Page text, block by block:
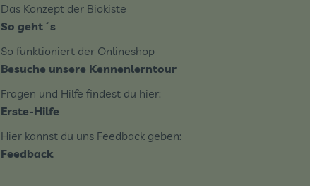
Das Konzept der Biokiste
So geht´s
So funktioniert der Onlineshop
Besuche unsere Kennenlerntour
Fragen und Hilfe findest du hier:
Erste-Hilfe
Hier kannst du uns Feedback geben:
Feedback